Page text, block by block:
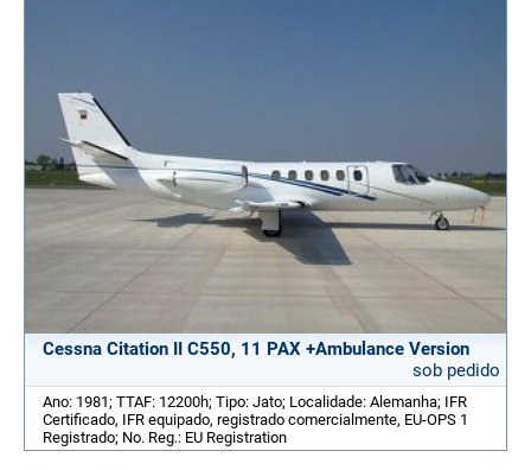
Cessna Citation II C550, 11 PAX +Ambulance Version
sob pedido
Ano: 1981; TTAF: 12200h; Tipo: Jato; Localidade: Alemanha; IFR
Certificado, IFR equipado, registrado comercialmente, EU-OPS 1
Registrado; No. Reg.: EU Registration